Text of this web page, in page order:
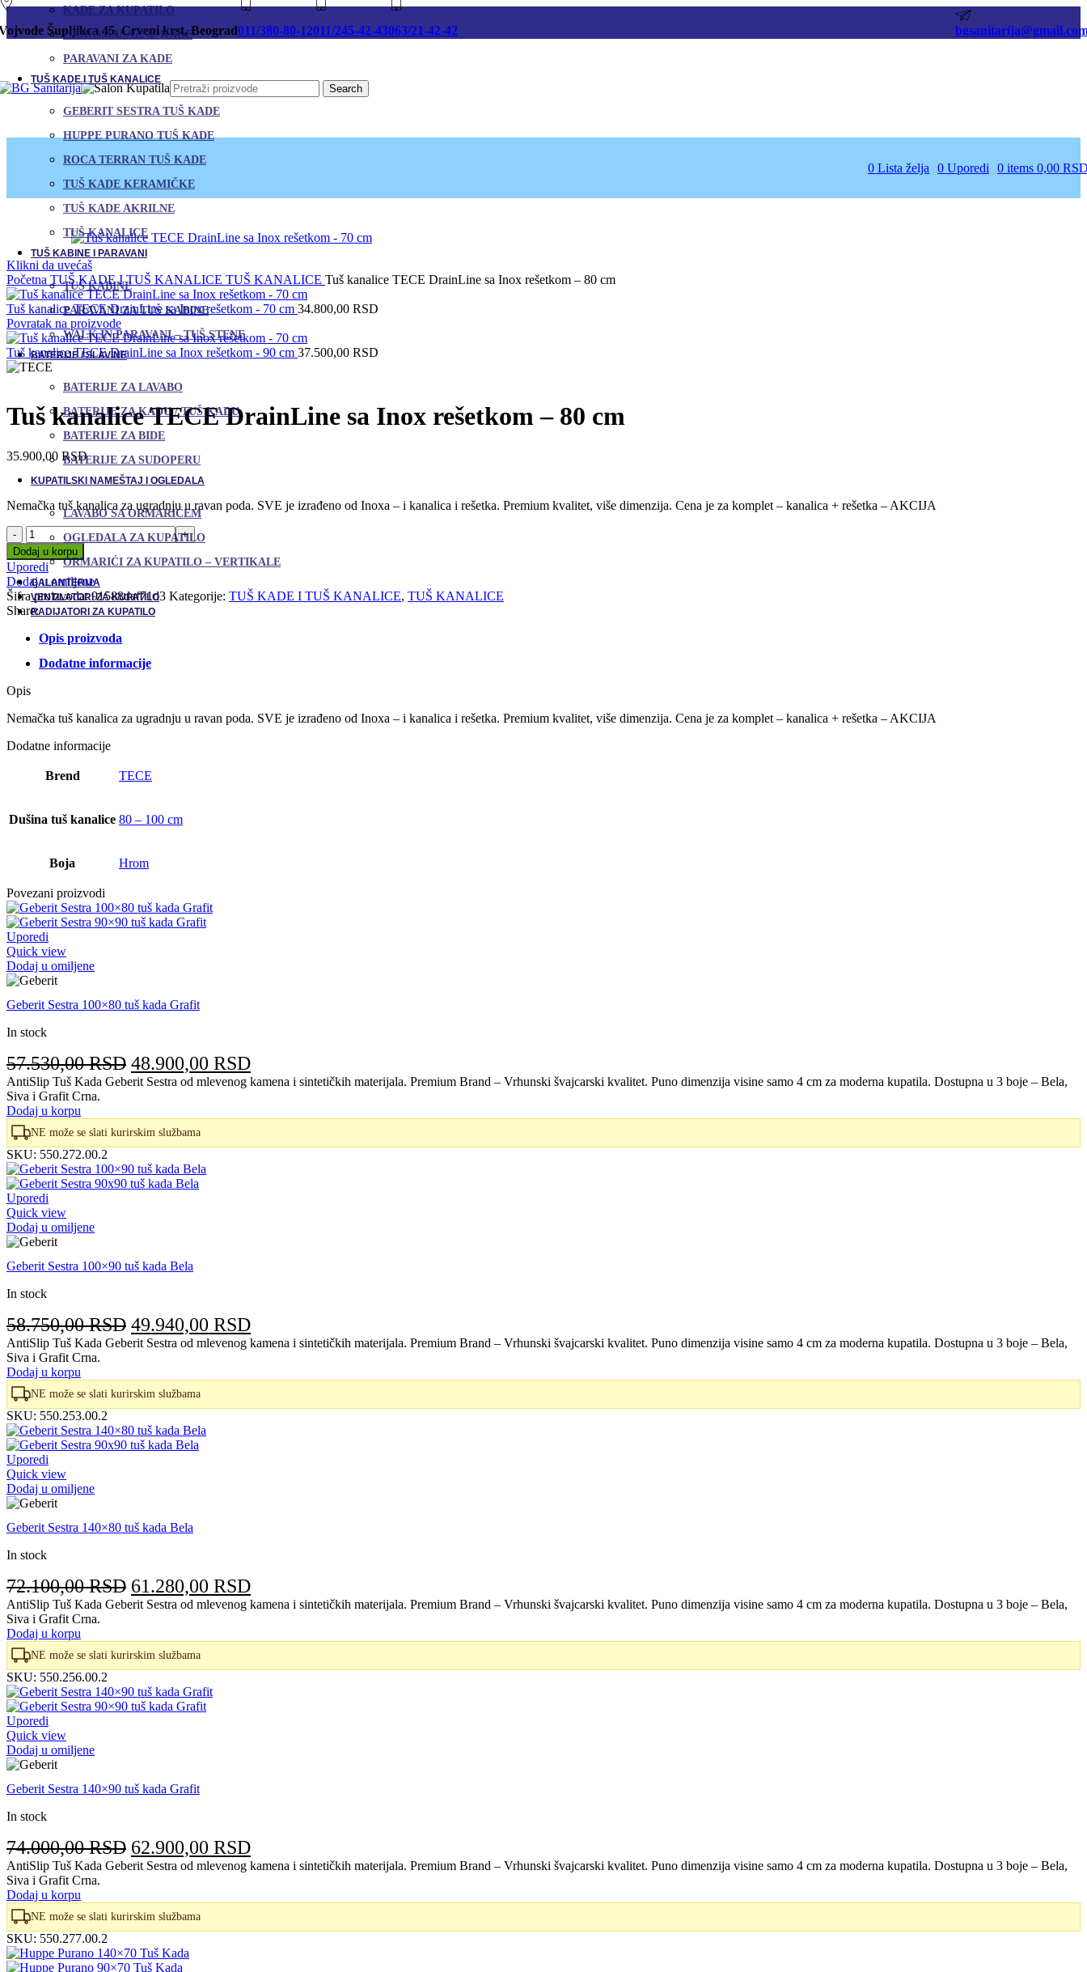
Šupljikca 45, Crveni krst, Beograd011/380-80-12011/245-42-43063/21-42-42
Search
KADE ZA KUPATILO
HIDROMASAŽNE KADE
PARAVANI ZA KADE
TUŠ KADE I TUŠ KANALICE
GEBERIT SESTRA TUŠ KADE
HUPPE PURANO TUŠ KADE
ROCA TERRAN TUŠ KADE
TUŠ KADE KERAMIČKE
TUŠ KADE AKRILNE
TUŠ KANALICE
TUŠ KABINE I PARAVANI
TUŠ KABINE
PARAVANI ZA TUŠ KABINE
WALK IN PARAVANI – TUŠ STENE
BATERIJE / SLAVINE
BATERIJE ZA LAVABO
BATERIJE ZA KADU / TUŠ KADU
BATERIJE ZA BIDE
BATERIJE ZA SUDOPERU
KUPATILSKI NAMEŠTAJ I OGLEDALA
LAVABO SA ORMARIĆEM
OGLEDALA ZA KUPATILO
ORMARIĆI ZA KUPATILO – VERTIKALE
GALANTERIJA
VENTILATORI ZA KUPATILO
RADIJATORI ZA KUPATILO
0 Lista želja 0 Uporedi 0 items 0,00
Klikni da uvećaš
Početna TUŠ KADE I TUŠ KANALICE TUŠ KANALICE Tuš kanalice TECE DrainLine sa Inox rešetkom – 80 cm
Tuš kanalice TECE DrainLine sa Inox rešetkom - 70 cm 34.800,00 RSD
Povratak na proizvode
Tuš kanalice TECE DrainLine sa Inox rešetkom - 90 cm 37.500,00 RSD
Tuš kanalice TECE DrainLine sa Inox rešetkom – 80 cm
35.900,00 RSD
Nemačka tuš kanalica za ugradnju u ravan poda. SVE je izrađeno od Inoxa – i kanalica i rešetka. Premium kvalitet, više dimenzija. Cena je za komplet – kanalica + rešetka – AKCIJA
Tuš
kanalice
TECE
DrainLine
sa
Inox
rešetkom
-
cm
Dodaj u korpu
Uporedi
Dodaj u omiljene
Šifra proizvoda:91588daf71d3 Kategorije: TUŠ KADE I TUŠ KANALICE, TUŠ KANALICE
Share:
Opis proizvoda
Dodatne informacije
Opis
Nemačka tuš kanalica za ugradnju u ravan poda. SVE je izrađeno od Inoxa – i kanalica i rešetka. Premium kvalitet, više dimenzija. Cena je za komplet – kanalica + rešetka – AKCIJA
Dodatne informacije
Brend TECE
Dušina tuš kanalice 80 – 100 cm
Boja Hrom
Povezani proizvodi
Uporedi
Quick view
Dodaj u omiljene
Geberit Sestra 100×80 tuš kada Grafit
In stock
57.530,00RSD Originalna
cena
bila:
57.530,00 RSD.
48.900,00 RSDTrenutna
cena
AntiSlip Tuš Kada Geberit Sestra od mlevenog kamena i sintetičkih materijala. Premium Brand – Vrhunski švajcarski kvalitet. Puno dimenzija visine samo 4 cm za moderna kupatila. Dostupna u 3 boje – Bela,
Siva i Grafit Crna.
Dodaj u korpu
NE može se slati kurirskim službama
SKU: 550.272.00.2
Uporedi
Quick view
Dodaj u omiljene
Geberit Sestra 100×90 tuš kada Bela
In stock
58.750,00RSD Originalna
cena
bila:
58.750,00 RSD.
49.940,00 RSDTrenutna
cena
AntiSlip Tuš Kada Geberit Sestra od mlevenog kamena i sintetičkih materijala. Premium Brand – Vrhunski švajcarski kvalitet. Puno dimenzija visine samo 4 cm za moderna kupatila. Dostupna u 3 boje – Bela,
Siva i Grafit Crna.
Dodaj u korpu
NE može se slati kurirskim službama
SKU: 550.253.00.2
Uporedi
Quick view
Dodaj u omiljene
Geberit Sestra 140×80 tuš kada Bela
In stock
72.100,00RSD Originalna
cena
bila:
72.100,00 RSD.
61.280,00 RSDTrenutna
cena
AntiSlip Tuš Kada Geberit Sestra od mlevenog kamena i sintetičkih materijala. Premium Brand – Vrhunski švajcarski kvalitet. Puno dimenzija visine samo 4 cm za moderna kupatila. Dostupna u 3 boje – Bela,
Siva i Grafit Crna.
Dodaj u korpu
NE može se slati kurirskim službama
SKU: 550.256.00.2
Uporedi
Quick view
Dodaj u omiljene
Geberit Sestra 140×90 tuš kada Grafit
In stock
74.000,00RSD Originalna
cena
bila:
74.000,00 RSD.
62.900,00 RSDTrenutna
cena
AntiSlip Tuš Kada Geberit Sestra od mlevenog kamena i sintetičkih materijala. Premium Brand – Vrhunski švajcarski kvalitet. Puno dimenzija visine samo 4 cm za moderna kupatila. Dostupna u 3 boje – Bela,
Siva i Grafit Crna.
Dodaj u korpu
NE može se slati kurirskim službama
SKU: 550.277.00.2